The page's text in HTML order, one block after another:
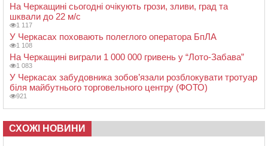
На Черкащині сьогодні очікують грози, зливи, град та
шквали до 22 м/с
1 117
У Черкасах поховають полеглого оператора БпЛА
1 108
На Черкащині виграли 1 000 000 гривень у “Лото-Забава”
1 083
У Черкасах забудовника зобов’язали розблокувати тротуар
біля майбутнього торговельного центру (ФОТО)
921
СХОЖІ НОВИНИ